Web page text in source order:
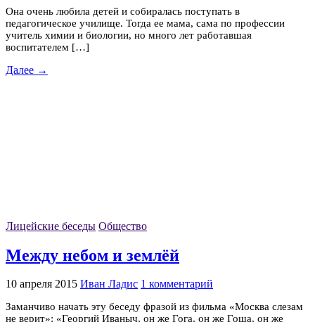
Она очень любила детей и собиралась поступать в
педагогическое училище. Тогда ее мама, сама по профессии
учитель химии и биологии, но много лет работавшая
воспитателем […]
Далее →
Лицейские беседы Общество
Между небом и землёй
10 апреля 2015 Иван Ладис 1 комментарий
Заманчиво начать эту беседу фразой из фильма «Москва слезам
не верит»: «Георгий Иваныч, он же Гога, он же Гоша, он же